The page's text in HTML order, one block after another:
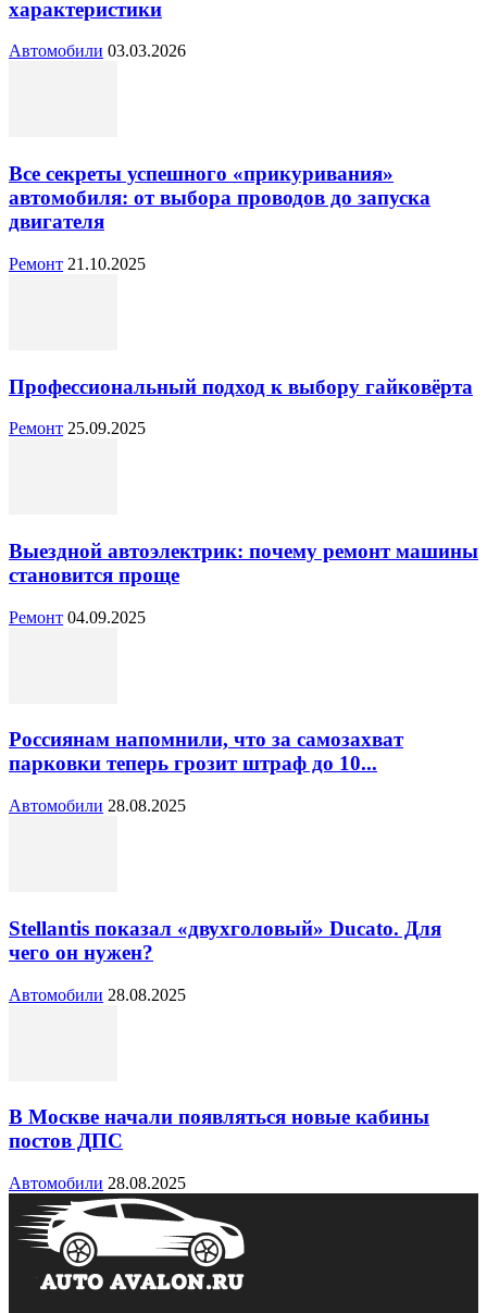
характеристики
Автомобили 03.03.2026
Все секреты успешного «прикуривания»
автомобиля: от выбора проводов до запуска
двигателя
Ремонт 21.10.2025
Профессиональный подход к выбору гайковёрта
Ремонт 25.09.2025
Выездной автоэлектрик: почему ремонт машины
становится проще
Ремонт 04.09.2025
Россиянам напомнили, что за самозахват
парковки теперь грозит штраф до 10...
Автомобили 28.08.2025
Stellantis показал «двухголовый» Ducato. Для
чего он нужен?
Автомобили 28.08.2025
В Москве начали появляться новые кабины
постов ДПС
Автомобили 28.08.2025